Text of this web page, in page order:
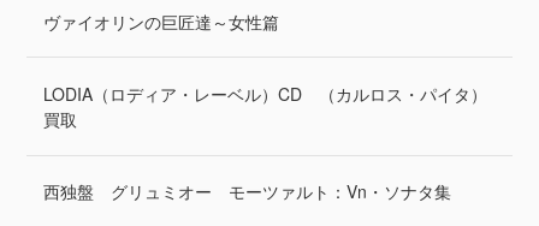
ヴァイオリンの巨匠達～女性篇
LODIA（ロディア・レーベル）CD （カルロス・パイタ）
買取
西独盤 グリュミオー モーツァルト：Vn・ソナタ集